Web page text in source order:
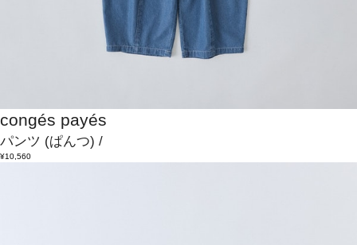
congés payés
パンツ (ぱんつ) /
¥10,560